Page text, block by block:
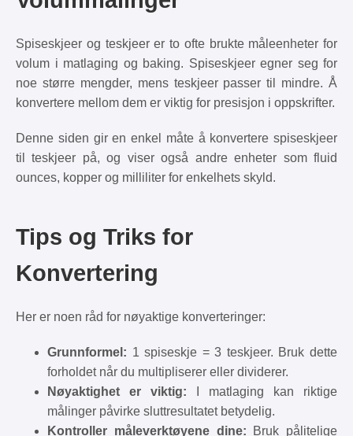
Spiseskjeer og teskjeer er to ofte brukte måleenheter for
volum i matlaging og baking. Spiseskjeer egner seg for
noe større mengder, mens teskjeer passer til mindre. Å
konvertere mellom dem er viktig for presisjon i oppskrifter.
Denne siden gir en enkel måte å konvertere spiseskjeer
til teskjeer på, og viser også andre enheter som fluid
ounces, kopper og milliliter for enkelhets skyld.
Tips og Triks for
Konvertering
Her er noen råd for nøyaktige konverteringer:
Grunnformel: 1 spiseskje = 3 teskjeer. Bruk dette
forholdet når du multipliserer eller dividerer.
Nøyaktighet er viktig: I matlaging kan riktige
målinger påvirke sluttresultatet betydelig.
Kontroller måleverktøyene dine: Bruk pålitelige